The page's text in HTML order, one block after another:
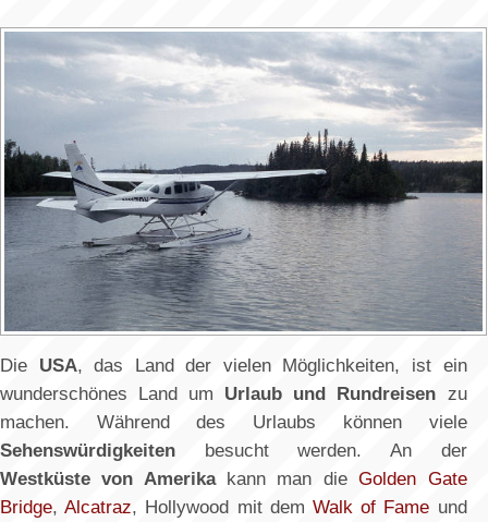
Die USA, das Land der vielen Möglichkeiten, ist ein
wunderschönes Land um Urlaub und Rundreisen zu
machen. Während des Urlaubs können viele
Sehenswürdigkeiten besucht werden. An der
Westküste von Amerikakann man dieGolden Gate
Bridge,Alcatraz, Hollywood mit dem Walk of Fame und